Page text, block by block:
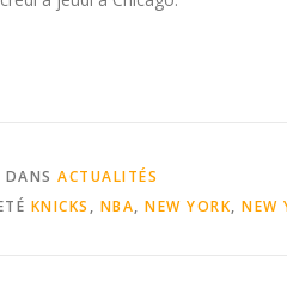
DANS ACTUALITÉS
KNICKS , NBA, NEW YORK, NEW